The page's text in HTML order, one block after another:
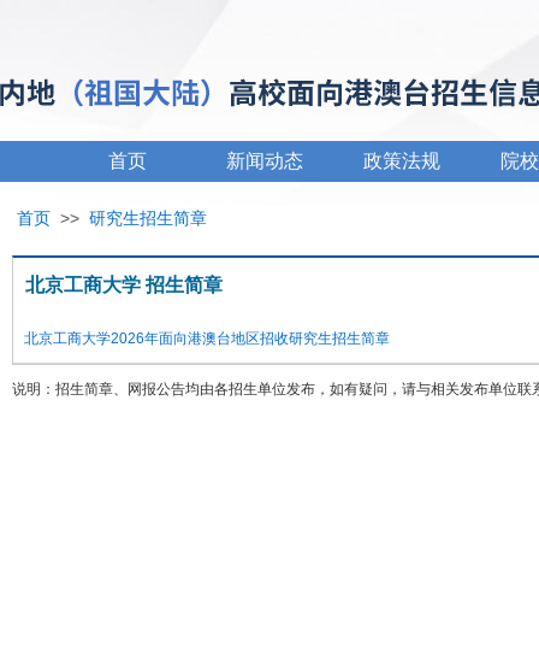
首页 新闻动态 政策法规 院
首页 >> 研究生招生简章
北京工商大学 招生简章
北京工商大学2026年面向港澳台地区招收研究生招生简章
说明：招生简章、网报公告均由各招生单位发布，如有疑问，请与相关发布单位